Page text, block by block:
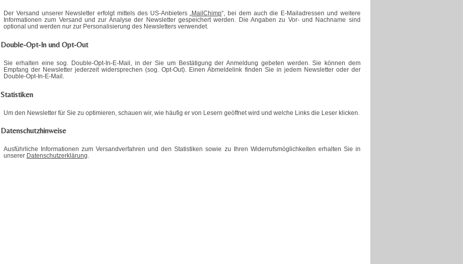
Der Versand unserer Newsletter erfolgt mittels des US-Anbieters „ MailChimp“, bei dem auch die E-Mailadressen und weitere
Informationen zum Versand und zur Analyse der Newsletter gespeichert werden. Die Angaben zu Vor- und Nachname sind
optional und werden nur zur Personalisierung des Newsletters verwendet.
Double-Opt-In und Opt-Out
Sie erhalten eine sog. Double-Opt-In-E-Mail, in der Sie um Bestätigung der Anmeldung gebeten werden. Sie können dem
Empfang der Newsletter jederzeit widersprechen (sog. Opt-Out). Einen Abmeldelink finden Sie in jedem Newsletter oder der
Double-Opt-In-E-Mail.
Statistiken
Um den Newsletter für Sie zu optimieren, schauen wir, wie häufig er von Lesern geöffnet wird und welche Links die Leser klicken.
Datenschutzhinweise
Ausführliche Informationen zum Versandverfahren und den Statistiken sowie zu Ihren Widerrufsmöglichkeiten erhalten Sie in
unserer Datenschutzerklärung